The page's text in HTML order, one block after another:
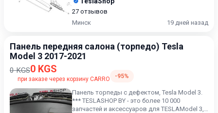
27 отзывов
Минск
19 дней назад
Панель передняя салона (торпедо) Tesla
Model 3 2017-2021
0 KGS0 KGS
при заказе через корзину CARRO -95%
Панель торпеды c дефектом, Tesla Model 3.
*** TESLASHOP BY - это более 10 000
запчастей и аксессуаров для TESLAModel 3,